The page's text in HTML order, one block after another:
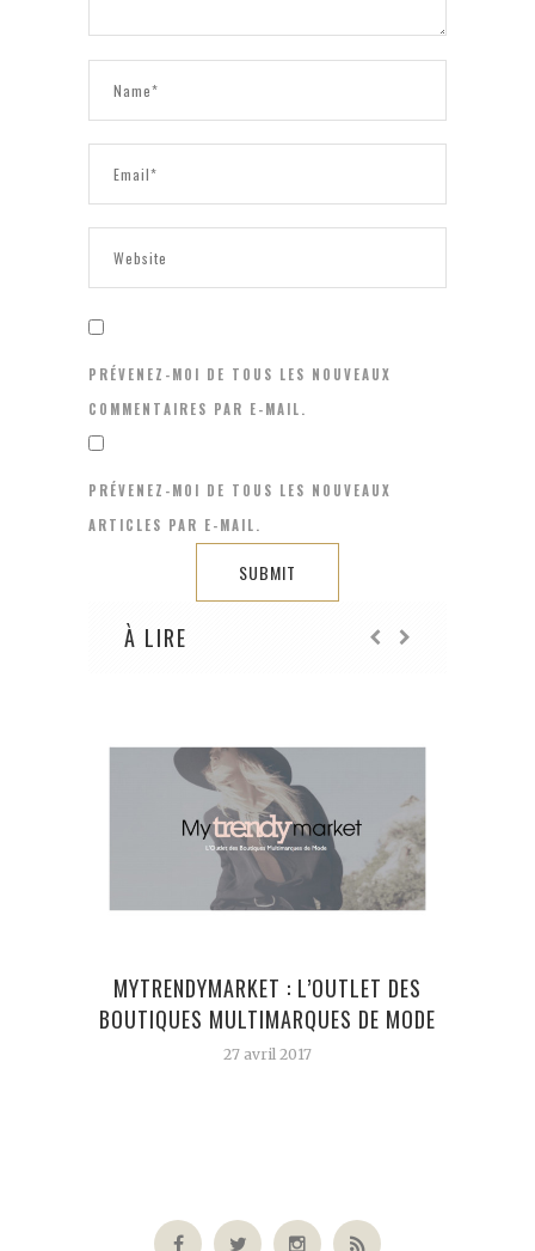
PRÉVENEZ-MOI DE TOUS LES NOUVEAUX
COMMENTAIRES PAR E-MAIL.
PRÉVENEZ-MOI DE TOUS LES NOUVEAUX
ARTICLES PAR E-MAIL.
À LIRE
MYTRENDYMARKET : L’OUTLET DES
BOUTIQUES MULTIMARQUES DE MODE
27 avril 2017